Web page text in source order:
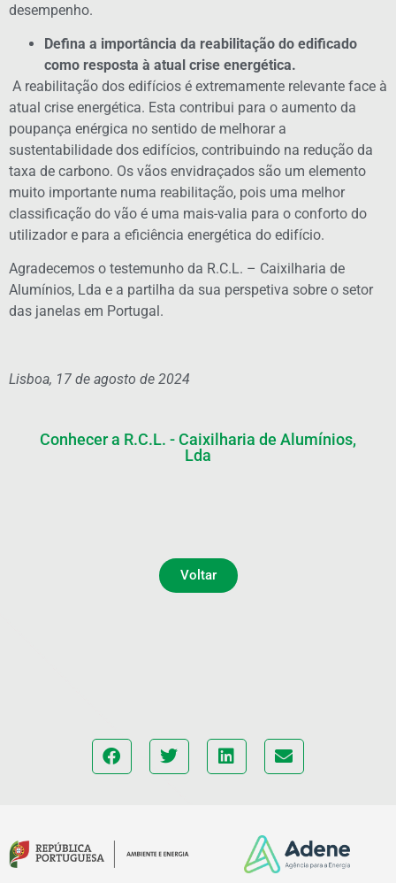
desempenho.
Defina a importância da reabilitação do edificado
como resposta à atual crise energética.
A reabilitação dos edifícios é extremamente relevante face à
atual crise energética. Esta contribui para o aumento da
poupança enérgica no sentido de melhorar a
sustentabilidade dos edifícios, contribuindo na redução da
taxa de carbono. Os vãos envidraçados são um elemento
muito importante numa reabilitação, pois uma melhor
classificação do vão é uma mais-valia para o conforto do
utilizador e para a eficiência energética do edifício.
Agradecemos o testemunho da R.C.L. – Caixilharia de
Alumínios, Lda e a partilha da sua perspetiva sobre o setor
das janelas em Portugal.
Lisboa, 17 de agosto de 2024
Conhecer a R.C.L. - Caixilharia de Alumínios,
Lda
Voltar